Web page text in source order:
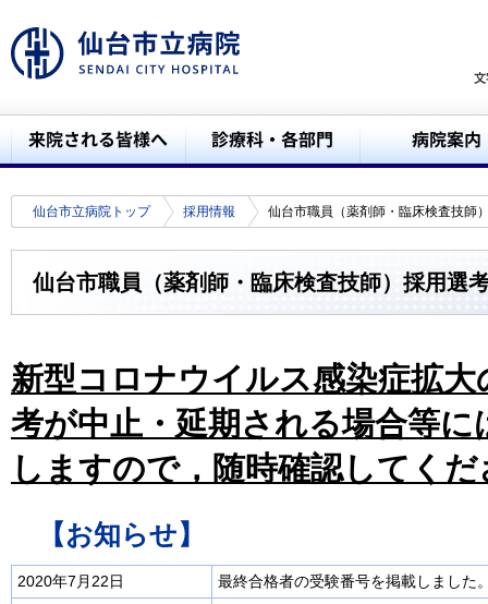
仙台市立病院トップ 採用情報 仙台市職員（薬剤師・臨床検査技師
仙台市職員（薬剤師・臨床検査技師）採用選
新型コロナウイルス感染症拡
考が中止・延期される場合等に
しますので，随時確認してくだ
【お知らせ】
2020年7月22日
最終合格者の受験番号を掲載しました